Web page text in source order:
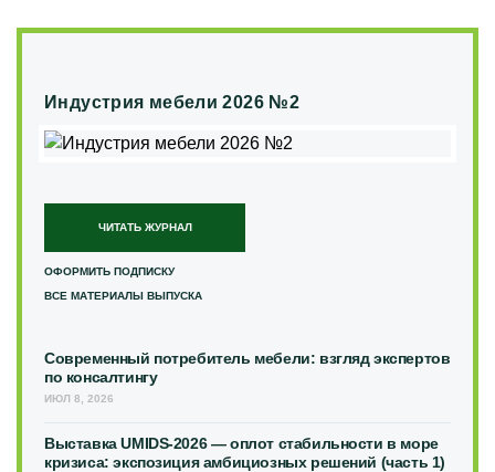
Индустрия мебели 2026 №2
ЧИТАТЬ ЖУРНАЛ
ОФОРМИТЬ ПОДПИСКУ
ВСЕ МАТЕРИАЛЫ ВЫПУСКА
Современный потребитель мебели: взгляд экспертов
по консалтингу
ИЮЛ 8, 2026
Выставка UMIDS-2026 — оплот стабильности в море
кризиса: экспозиция амбициозных решений (часть 1)